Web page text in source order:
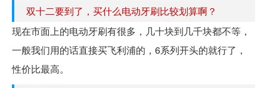
双十二要到了，买什么电动牙刷比较划算啊？
现在市面上的电动牙刷有很多，几十块到几千块都不等，
一般我们用的话直接买飞利浦的，6系列开头的就行了，
性价比最高。